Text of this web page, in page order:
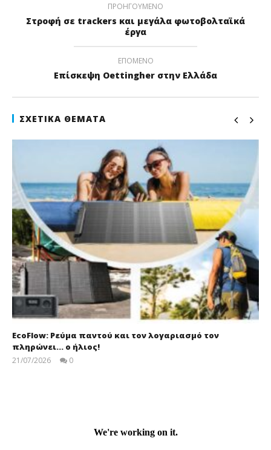
ΠΡΟΗΓΟΎΜΕΝΟ
Στροφή σε trackers και μεγάλα φωτοβολταϊκά
έργα
ΕΠΌΜΕΝΟ
Επίσκεψη Oettingher στην Ελλάδα
ΣΧΕΤΙΚΆ ΘΈΜΑΤΑ
EcoFlow: Ρεύμα παντού και τον λογαριασμό τον
πληρώνει… ο ήλιος!
21/07/2026 0